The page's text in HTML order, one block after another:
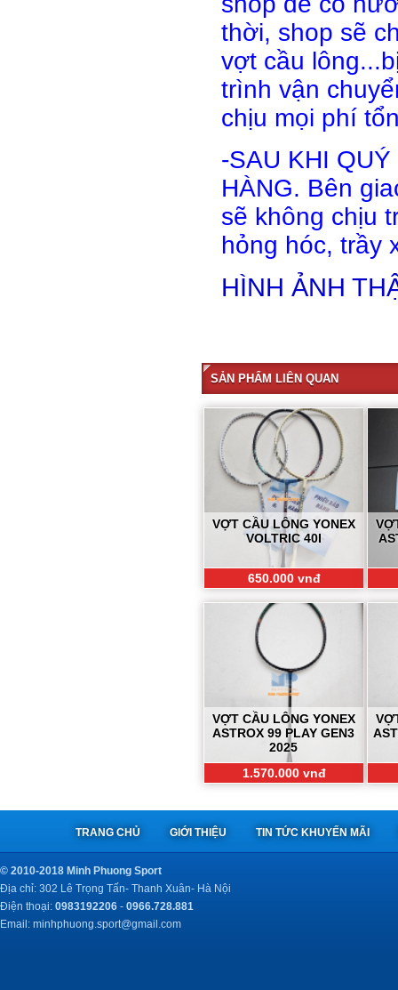
thời, shop sẽ
vợt cầu
trình vận
chịu mọi phí
-SAU KHI
HÀNG. Bên
sẽ không chịu
hỏng hóc, trầy
HÌNH ẢNH
SẢN PHẨM LIÊN QUAN
VỢT CẦU LÔNG YONEX
VOLTRIC 40I
650.000 vnđ
VỢT CẦU LÔNG YONEX
ASTROX 99 PLAY GEN3
2025
1.570.000 vnđ
TRANG CHỦ GIỚI THIỆU TIN TỨC KHUYẾN MÃI
© 2010-2018 Minh Phuong Sport
Địa chỉ: 302 Lê Trọng Tấn- Thanh Xuân- Hà Nội
Điện thoại: 0983192206 - 0966.728.881
Email: minhphuong.sport@gmail.com